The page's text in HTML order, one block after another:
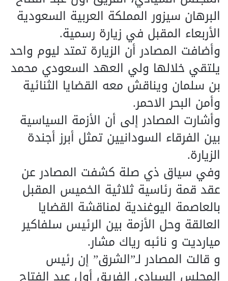
البرهان سيزور المملكة العربية السعودية
الأربعاء المقبل في زيارة رسمية.
وأضافت المصادر أن الزيارة تمتد ليوم واحد
يلتقي خلالها ولي العهد السعودي محمد
بن سلمان ويناقش معه القضايا الثنائية
وأمن البحر الاحمر.
وأشارت المصادر إلى أن الأزمة السياسية
بين الفرقاء السودانيين تمثل أبرز أجندة
الزيارة.
وفي سياق ذي صلة كشفت المصادر عن
عقد قمة رئاسية ثلاثية الخميس المقبل
بالعاصمة اليوغندية لمناقشة القضايا
العالقة وحل الأزمة بين الرئيس سلفاكير
ميارديت و نائبه رياك مشار.
و قالت المصادر لـ”الشرق” إن رئيس